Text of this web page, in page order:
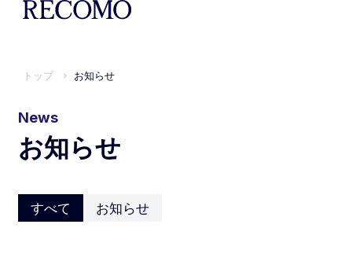
トップ お知らせ
News
お知らせ
すべて お知らせ